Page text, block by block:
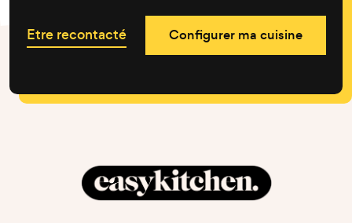
Etre recontacté Configurer ma cuisine